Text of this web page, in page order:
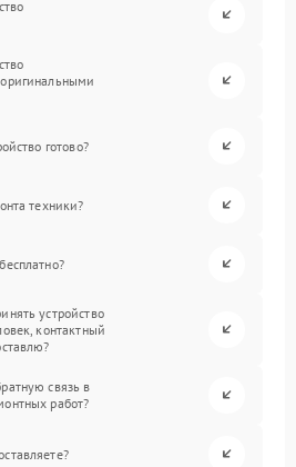
готово?
техники?
устройство
контактный
связь в
работ?